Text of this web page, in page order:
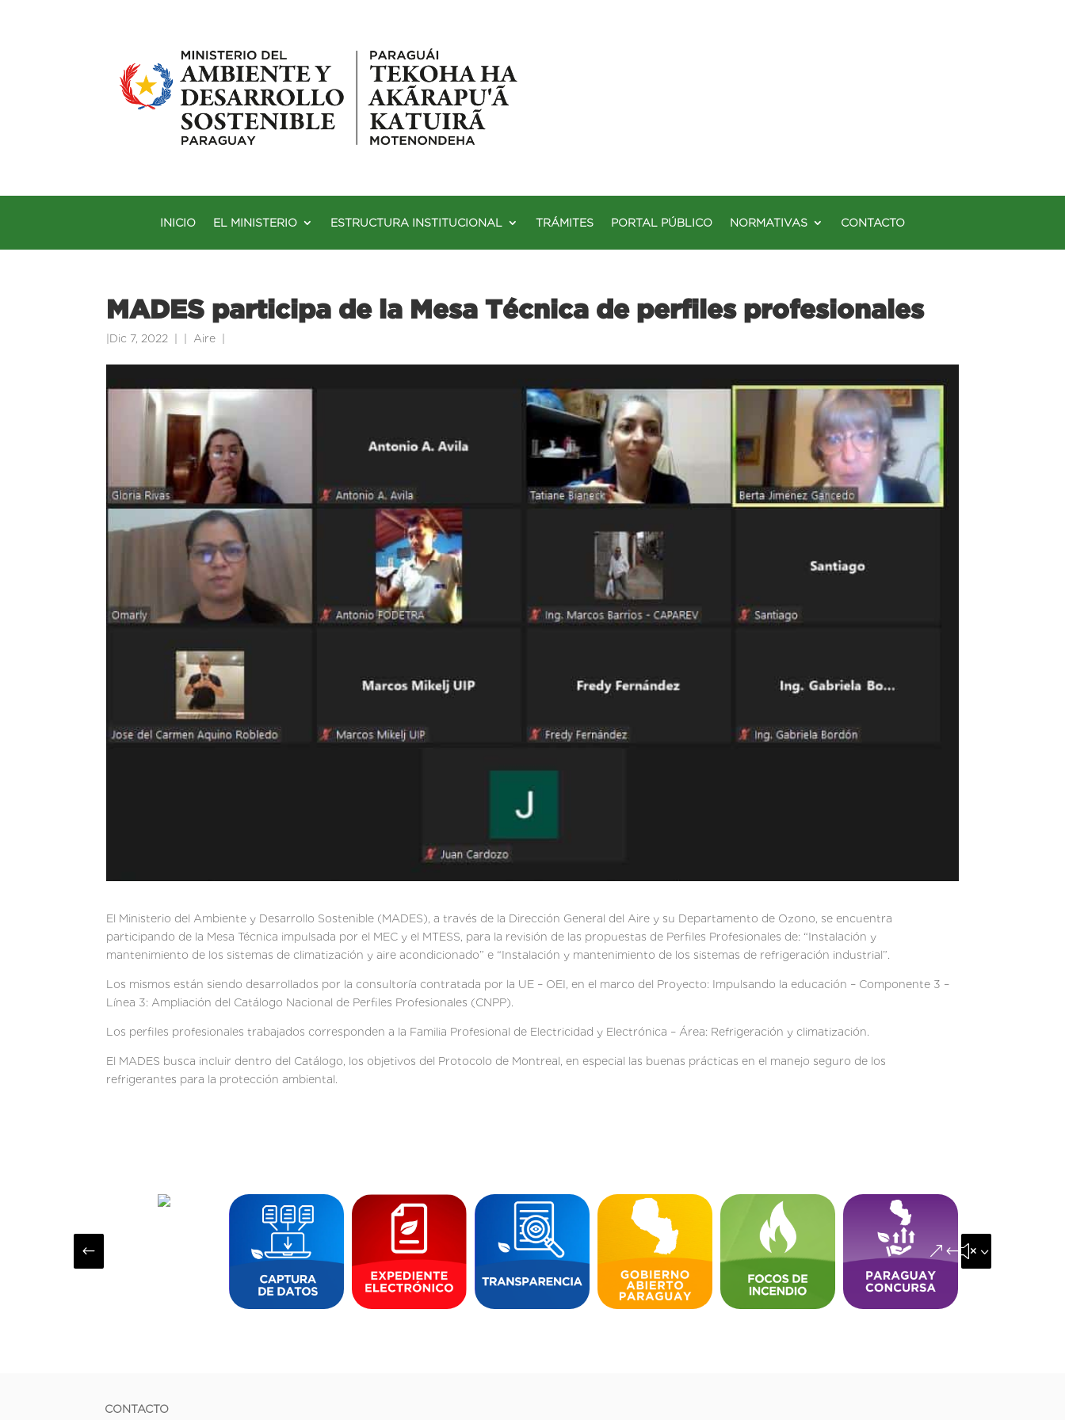
INICIO EL MINISTERIO ESTRUCTURA INSTITUCIONAL TRÁMITES PORTAL PÚBLICO NORMATIVAS CONTACTO
MADES participa de la Mesa Técnica de perfiles profesionales
Dic 7, 2022 Aire
El Ministerio del Ambiente y Desarrollo Sostenible (MADES), a través de la Dirección General del Aire y su Departamento de Ozono, se encuentra
participando de la Mesa Técnica impulsada por el MEC y el MTESS, para la revisión de las propuestas de Perfiles Profesionales de: “Instalación y
mantenimiento de los sistemas de climatización y aire acondicionado” e “Instalación y mantenimiento de los sistemas de refrigeración industrial”.
Los mismos están siendo desarrollados por la consultoría contratada por la UE – OEI, en el marco del Proyecto: Impulsando la educación – Componente 3 –
Línea 3: Ampliación del Catálogo Nacional de Perfiles Profesionales (CNPP).
Los perfiles profesionales trabajados corresponden a la Familia Profesional de Electricidad y Electrónica – Área: Refrigeración y climatización.
El MADES busca incluir dentro del Catálogo, los objetivos del Protocolo de Montreal, en especial las buenas prácticas en el manejo seguro de los
refrigerantes para la protección ambiental.
# &#x35;
CONTACTO